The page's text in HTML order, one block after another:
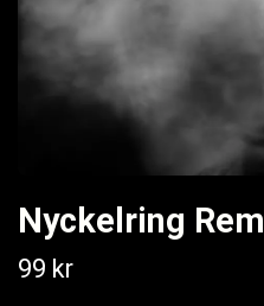
Nyckelring Rem
99 kr